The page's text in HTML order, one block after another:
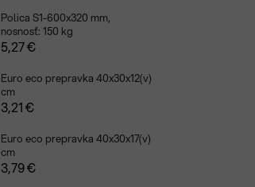
Polica S1-600x320 mm,
nosnosť: 150 kg
5,27 €
Euro eco prepravka 40x30x12(v)
cm
3,21 €
Euro eco prepravka 40x30x17(v)
cm
3,79 €